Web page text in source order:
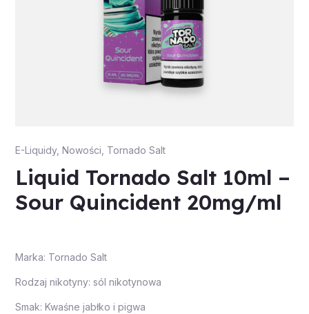
E-Liquidy, Nowości Tornado Salt
Liquid Tornado Salt 10ml –
Sour Quincident 20mg/ml
Marka: Tornado Salt
Rodzaj nikotyny: sól nikotynowa
Smak: Kwaśne jabłko i pigwa